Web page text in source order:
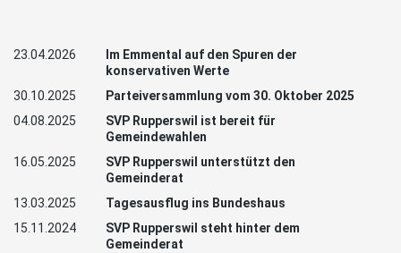
23.04.2026
Im Emmental auf den Spuren der
konservativen Werte
30.10.2025
Parteiversammlung vom 30. Oktober 2025
04.08.2025
SVP Rupperswil ist bereit für
Gemeindewahlen
16.05.2025
SVP Rupperswil unterstützt den
Gemeinderat
13.03.2025
Tagesausflug ins Bundeshaus
15.11.2024
SVP Rupperswil steht hinter dem
Gemeinderat